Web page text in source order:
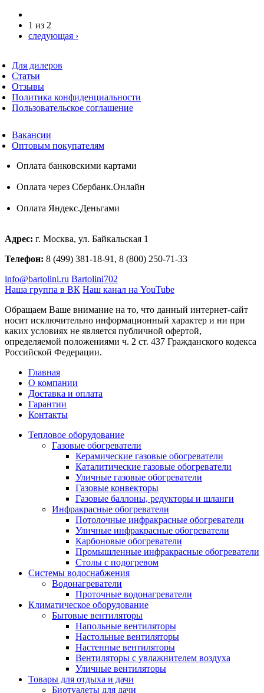
1 из 2
следующая ›
Для дилеров
Статьи
Отзывы
Политика конфиденциальности
Пользовательское соглашение
Вакансии
Оптовым покупателям
Оплата банковскими картами
Оплата через Сбербанк.Онлайн
Оплата Яндекс.Деньгами
Адрес: г. Москва, ул. Байкальская 1
Телефон: 8 (499) 381-18-91, 8 (800) 250-71-33
info@bartolini.ru Bartolini702
Наша группа в ВК Наш канал на YouTube
Обращаем Ваше внимание на то, что данный интернет-сайт
носит исключительно информационный характер и ни при
каких условиях не является публичной офертой,
определяемой положениями ч. 2 ст. 437 Гражданского кодекса
Российской Федерации.
Главная
О компании
Доставка и оплата
Гарантии
Контакты
Тепловое оборудование
Газовые обогреватели
Керамические газовые обогреватели
Каталитические газовые обогреватели
Уличные газовые обогреватели
Газовые конвекторы
Газовые баллоны, редукторы и шланги
Инфракрасные обогреватели
Потолочные инфракрасные обогреватели
Уличные инфракрасные обогреватели
Карбоновые обогреватели
Промышленные инфракрасные обогреватели
Столы с подогревом
Системы водоснабжения
Водонагреватели
Проточные водонагреватели
Климатическое оборудование
Бытовые вентиляторы
Напольные вентиляторы
Настольные вентиляторы
Настенные вентиляторы
Вентиляторы с увлажнителем воздуха
Уличные вентиляторы
Товары для отдыха и дачи
Биотуалеты для дачи